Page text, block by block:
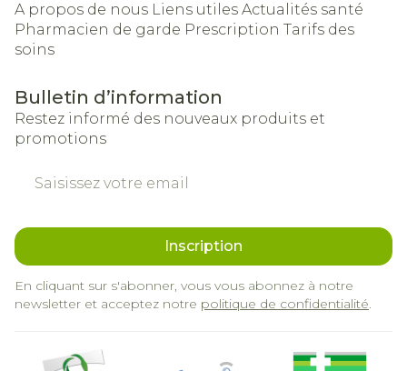
A propos de nous Liens utiles Actualités santé
Pharmacien de garde Prescription Tarifs des
soins
Bulletin d’information
Restez informé des nouveaux produits et
promotions
Inscription
En cliquant sur s'abonner, vous vous abonnez à notre
newsletter et acceptez notre politique de confidentialité.